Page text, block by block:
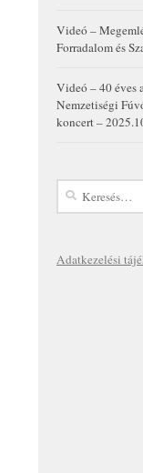
Videó –
Forradalom és
Videó – 40 éves
Nemzetiségi
koncert –
Keresés:
Adatkezelési